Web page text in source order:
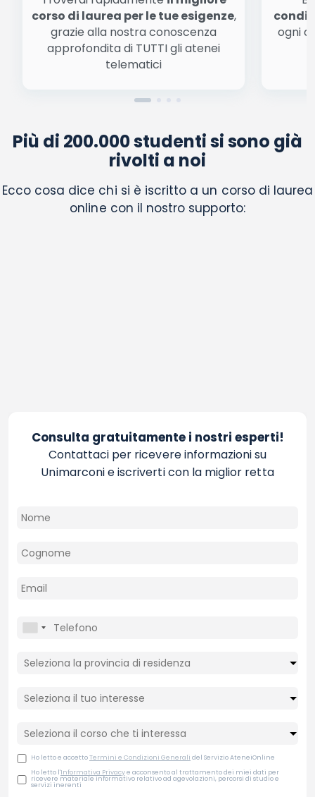
corso di laurea per le tue esigenze,
grazie alla nostra conoscenza
approfondita di TUTTI gli atenei
telematici
ogni
Più di 200.000 studenti si sono già
rivolti a noi
Ecco cosa dice chi si è iscritto a un corso di laurea
online con il nostro supporto:
Consulta gratuitamente i nostri esperti!
Contattaci per ricevere informazioni su
Unimarconi e iscriverti con la miglior retta
Ho letto e accettoTermini e Condizioni Generali del Servizio AteneiOnline
Ho letto l'Informativa Privacye acconsento al trattamento dei miei dati per
ricevere materiale informativo relativo ad agevolazioni, percorsi di studio e
servizi inerenti